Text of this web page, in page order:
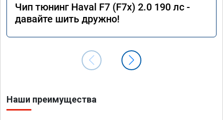
Чип тюнинг Haval F7 (F7x) 2.0 190 лс -
давайте шить дружно!
Наши преимущества